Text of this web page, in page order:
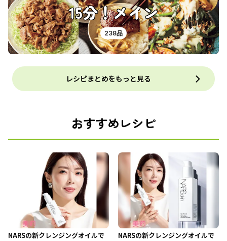
15分！メイン
238品
レシピまとめをもっと見る
おすすめレシピ
NARSの新クレンジングオイルで
NARSの新クレンジングオイルで